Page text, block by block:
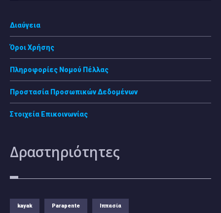
Διαύγεια
Όροι Χρήσης
Πληροφορίες Νομού Πέλλας
Προστασία Προσωπικών Δεδομένων
Στοιχεία Επικοινωνίας
Δραστηριότητες
kayak Parapente Ιππασία